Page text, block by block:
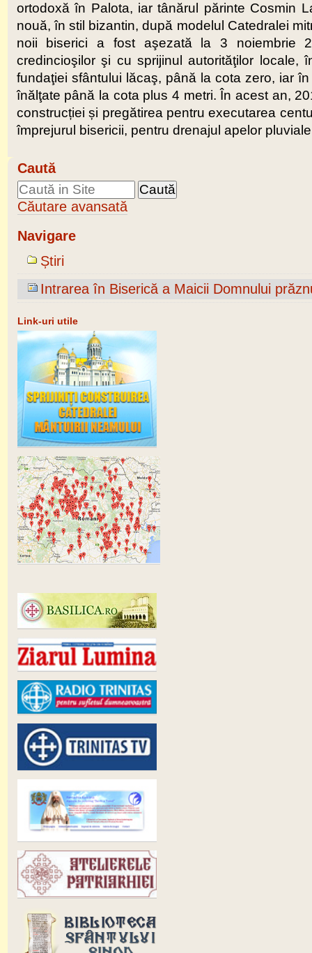
ortodoxă în Palota, iar tânărul părinte Cosmin
nouă, în stil bizantin, după modelul Catedralei
noii biserici a fost aşezată la 3 noiembrie
credincioşilor şi cu sprijinul autorităţilor
fundaţiei sfântului lăcaş, până la cota zero, iar
înălţate până la cota plus 4 metri. În acest an,
construcției și pregătirea pentru executarea
împrejurul bisericii, pentru drenajul apelor
Caută
Căutare avansată
Navigare
Știri
Intrarea în Biserică a Maicii Domnului
Link-uri utile